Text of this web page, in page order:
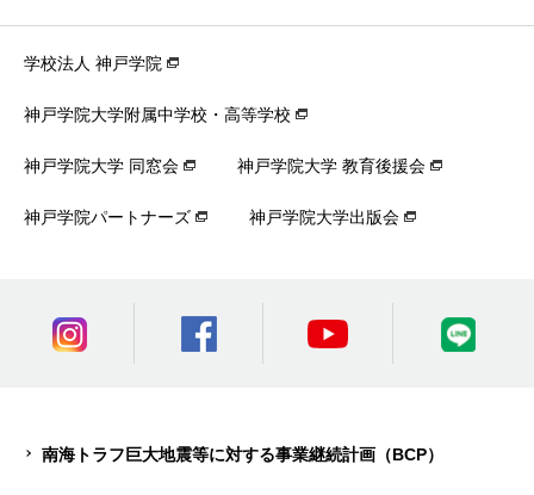
学校法人 神戸学院
神戸学院大学附属中学校・高等学校
神戸学院大学 同窓会 神戸学院大学 教育後援会
神戸学院パートナーズ 神戸学院大学出版会
南海トラフ巨大地震等に対する事業継続計画（BCP）